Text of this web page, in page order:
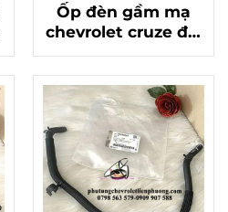
Ốp đèn gầm mạ
chevrolet cruze đời
2016 - 2018 bên
phải chính hãng
mã 42359623